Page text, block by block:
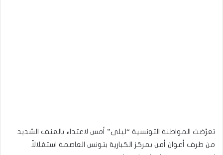
تعرّضت المواطنة التونسية “ليلى” أمس لاعتداء بالعنف الشديد
من طرف أعوان أمن بمركز الكبارية بتونس العاصمة استغلالاً